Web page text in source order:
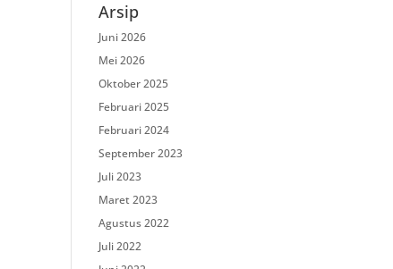
Arsip
Juni 2026
Mei 2026
Oktober 2025
Februari 2025
Februari 2024
September 2023
Juli 2023
Maret 2023
Agustus 2022
Juli 2022